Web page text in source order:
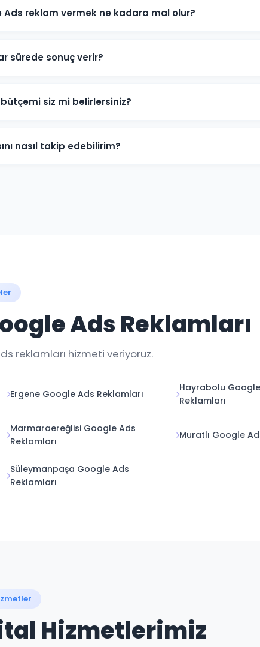
reklam vermek ne kadara mal olur?
bütçe önerisi ve tahmini sonuçları ücretsiz danışmanlıkta
sürede sonuç verir?
almaya başlarsınız. Optimizasyon süreci 2-4 hafta sürer.
siz mi belirlersiniz?
nasıl takip edebilirim?
Ads Reklamları
reklamları hizmeti veriyoruz.
Ergene Google Ads Reklamları
Hayrabolu
Reklamları
Marmaraereğlisi Google Ads
Reklamları
Muratlı Google
Süleymanpaşa Google Ads
Reklamları
Hizmetlerimiz